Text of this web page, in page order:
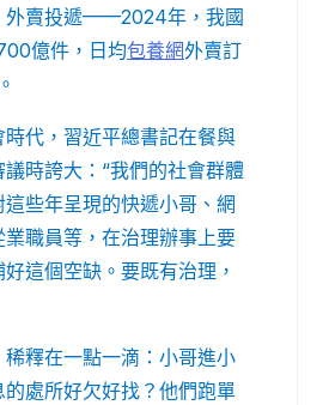
外賣投遞——2024年，我國
億件，日均包養網外賣訂
代，習近平總書記在餐與
時誇大：“我們的社會群體
些年呈現的快遞小哥、網
職員等，在治理辦事上要
好這個空缺。要既有治理，
稀釋在一點一滴：小哥進小
處所好欠好找？他們跑單